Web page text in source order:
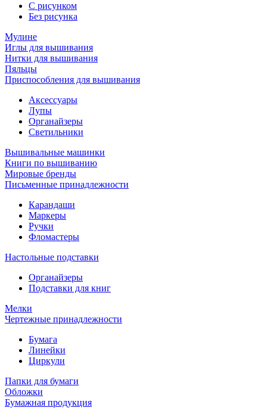
С рисунком
Без рисунка
Мулине
Иглы для вышивания
Нитки для вышивания
Пяльцы
Приспособления для вышивания
Аксессуары
Лупы
Органайзеры
Светильники
Вышивальные машинки
Книги по вышиванию
Мировые бренды
Письменные принадлежности
Карандаши
Маркеры
Ручки
Фломастеры
Настольные подставки
Органайзеры
Подставки для книг
Мелки
Чертежные принадлежности
Бумага
Линейки
Циркули
Папки для бумаги
Обложки
Бумажная продукция